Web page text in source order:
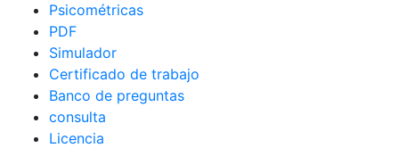
Psicométricas
PDF
Simulador
Certificado de trabajo
Banco de preguntas
consulta
Licencia